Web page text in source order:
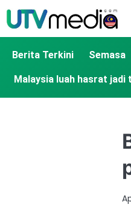
Berita Terkini Semasa
Malaysia luah hasrat jadi